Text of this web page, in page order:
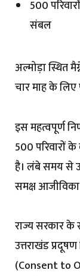
500
संबल
अल्मोड़ा स्थित
चार माह के लिए
इस महत्वपूर्ण
500 परिवारों
है। लंबे समय से
समक्ष आजीविका
राज्य सरकार के
उत्तराखंड
(Consent to